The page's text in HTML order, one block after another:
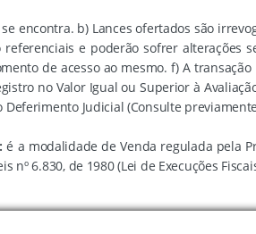
encontra. b) Lances ofertados são
e poderão sofrer alterações
de acesso ao mesmo. f) A
no Valor Igual ou Superior à
Judicial (Consulte
é a modalidade de Venda regulada pela
6.830, de 1980 (Lei de Execuções